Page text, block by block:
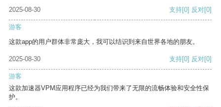
2025-08-30
支持[0] 反对[0]
游客
这款app的用户群体非常庞大，我可以结识到来自世界各地的朋友。
2025-08-30 支持[0] 反对[0]
游客
这款加速器VPM应用程序已经为我们带来了无限的流畅体验和安全性保
护。